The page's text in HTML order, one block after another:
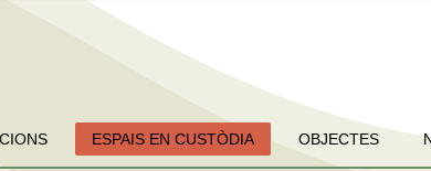
ESPAIS EN CUSTÒDIA OBJECTES